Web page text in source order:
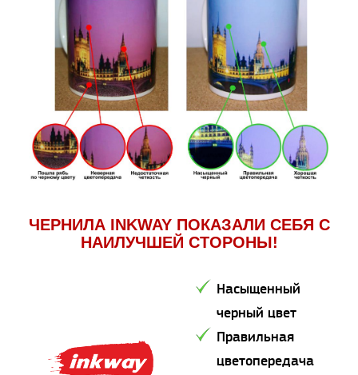
ЧЕРНИЛА INKWAY ПОКАЗАЛИ СЕБЯ С
НАИЛУЧШЕЙ СТОРОНЫ!
Насыщенный
черный цвет
Правильная
цветопередача